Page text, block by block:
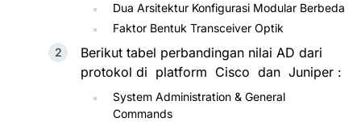
Dua Arsitektur Konfigurasi Modular Berbeda
Faktor Bentuk Transceiver Optik
Berikut tabel perbandingan nilai AD dari
protokol di platform Cisco dan Juniper :
System Administration & General
Commands